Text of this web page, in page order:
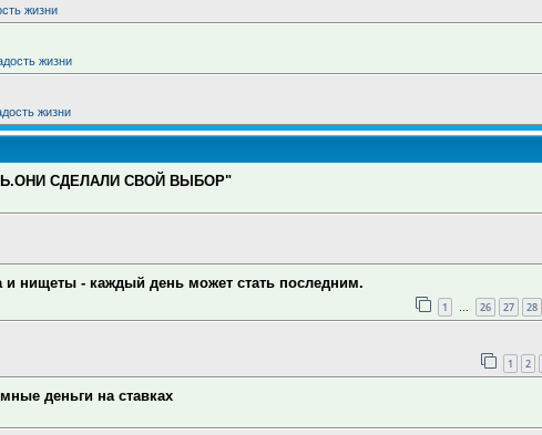
жизни
жизни
жизни
СДЕЛАЛИ СВОЙ ВЫБОР"
и нищеты - каждый день может стать последним.
1 … 26 27 28
1 2
деньги на ставках